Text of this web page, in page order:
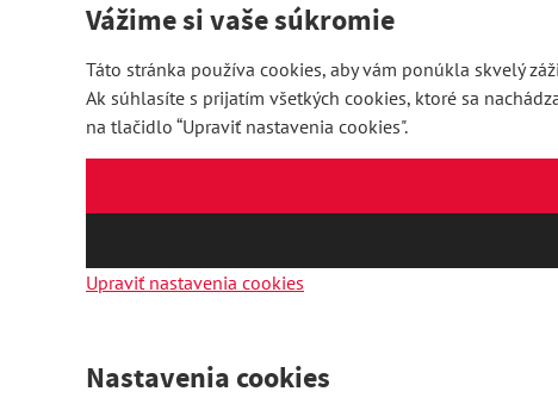
Vážime si vaše súkromie
Táto stránka používa cookies, aby vám ponúkla skvelý
Ak súhlasíte s prijatím všetkých cookies, ktoré sa
na tlačidlo “Upraviť nastavenia cookies".
Upraviť nastavenia cookies
Nastavenia cookies